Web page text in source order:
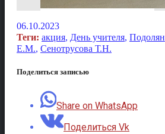
06.10.2023
Теги: акция, День учителя, Подолян
Е.М., Сенотрусова Т.Н.
Поделиться записью
Share on WhatsApp
Поделиться Vk